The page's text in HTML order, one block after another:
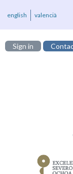
english valencià
Sign in